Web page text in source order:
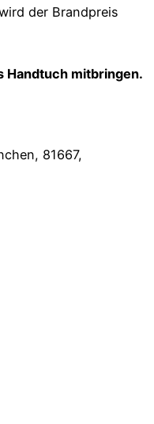
der Brandpreis
Handtuch mitbringen.
81667,